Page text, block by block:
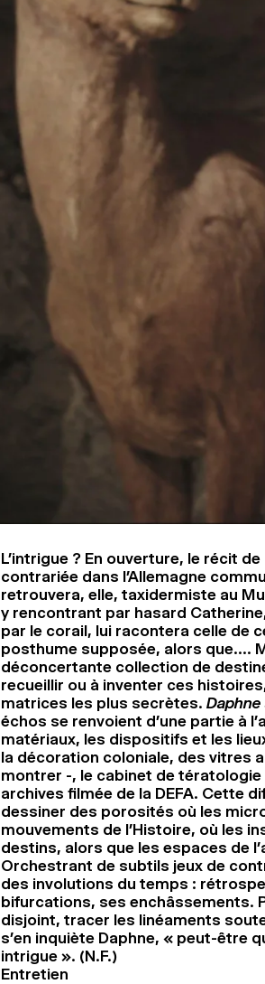
L’intrigue ? En ouverture, le récit
contrariée dans l’Allemagne
retrouvera, elle, taxidermiste au
y rencontrant par hasard
par le corail, lui racontera celle de
posthume supposée, alors que….
déconcertante collection de
recueillir ou à inventer ces
matrices les plus secrètes. Daphne
échos se renvoient d’une partie à
matériaux, les dispositifs et les
la décoration coloniale, des vitres
montrer -, le cabinet de
archives filmée de la DEFA. Cette
dessiner des porosités où les
mouvements de l’Histoire, où les
destins, alors que les espaces de
Orchestrant de subtils jeux de
des involutions du temps :
bifurcations, ses enchâssements.
disjoint, tracer les linéaments
s’en inquiète Daphne, « peut-être
intrigue ». (N.F.)
Entretien